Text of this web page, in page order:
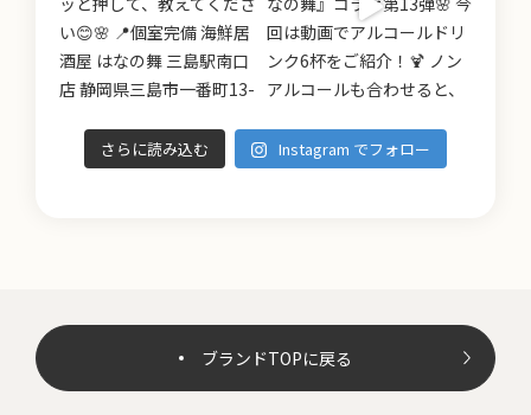
さらに読み込む Instagram でフォロー
ブランドTOPに戻る